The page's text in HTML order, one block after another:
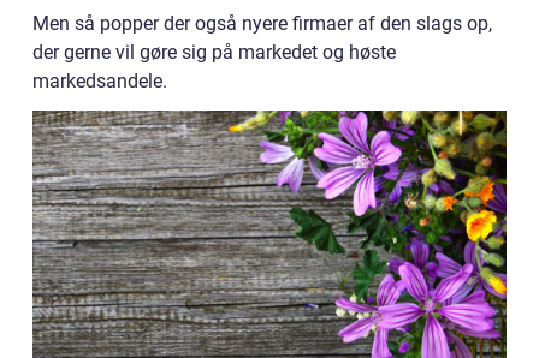
Men så popper der også nyere firmaer af den slags op,
der gerne vil gøre sig på markedet og høste
markedsandele.